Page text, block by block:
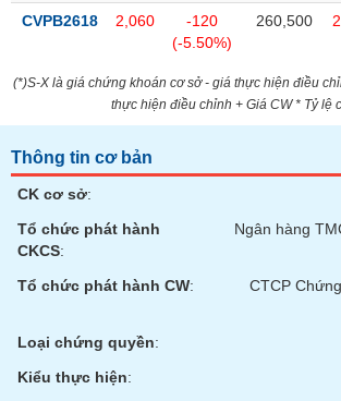
CVPB2618 2,060
-120
(-5.50%)
260,500
(*)S-X là giá chứng khoán cơ sở - giá thực hiện điều
thực hiện điều chỉnh + Giá CW * Tỷ lệ
Thông tin cơ bản
CK cơ sở:
Tổ chức phát hành
CKCS:
Ngân hàng
Tổ chức phát hành CW:
CTCP
Loại chứng quyền:
Kiểu thực hiện:
Thuật
Dịch
(-)
Đào
tạo
Sách
tài